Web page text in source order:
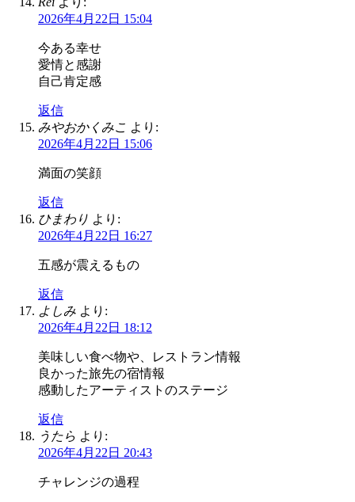
2026年4月22日 15:04
今ある幸せ
愛情と感謝
自己肯定感
返信
みやおかくみこ より:
2026年4月22日 15:06
満面の笑顔
返信
ひまわり より:
2026年4月22日 16:27
五感が震えるもの
返信
よしみ より:
2026年4月22日 18:12
美味しい食べ物や、レストラン情報
良かった旅先の宿情報
感動したアーティストのステージ
返信
うたら より:
2026年4月22日 20:43
チャレンジの過程